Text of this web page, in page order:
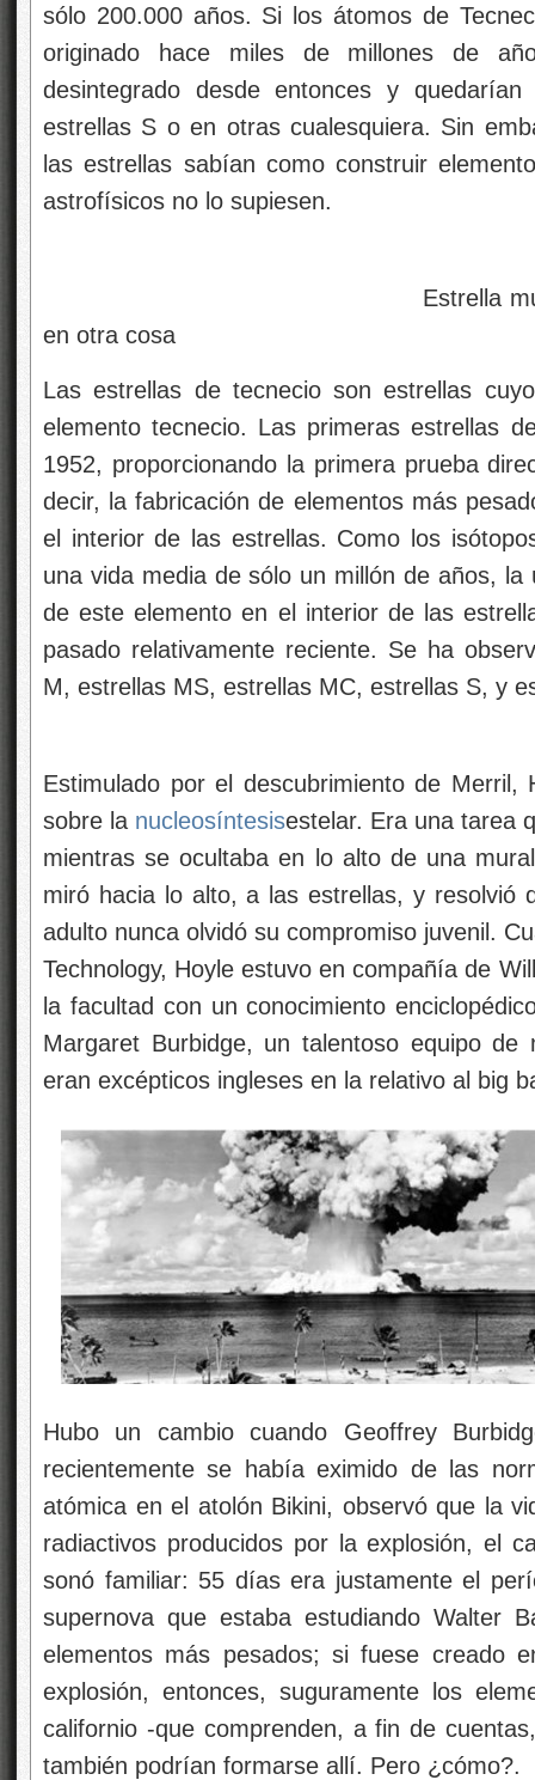
sólo 200.000 años. Si los átomos de
originado hace miles de millones de
desintegrado desde entonces y
estrellas S o en otras cualesquiera. Sin
las estrellas sabían como construir
astrofísicos no lo supiesen.
Estrella muy
en otra cosa
Las estrellas de tecnecio son estrellas
elemento tecnecio. Las primeras estrellas
1952, proporcionando la primera prueba
decir, la fabricación de elementos más
el interior de las estrellas. Como los
una vida media de sólo un millón de años, la
de este elemento en el interior de las
pasado relativamente reciente. Se ha
M, estrellas MS, estrellas MC, estrellas S, y
Estimulado por el descubrimiento de Merril,
sobre la nucleosíntesisestelar. Era una tarea
mientras se ocultaba en lo alto de una
miró hacia lo alto, a las estrellas, y resolvió
adulto nunca olvidó su compromiso juvenil.
Technology, Hoyle estuvo en compañía de
la facultad con un conocimiento
Margaret Burbidge, un talentoso equipo
eran excépticos ingleses en la relativo al big
Hubo un cambio cuando Geoffrey
recientemente se había eximido de las
atómica en el atolón Bikini, observó que la
radiactivos producidos por la explosión, el
sonó familiar: 55 días era justamente el
supernova que estaba estudiando Walter
elementos más pesados; si fuese creado
explosión, entonces, suguramente los
californio -que comprenden, a fin de
también podrían formarse allí. Pero ¿cómo?.